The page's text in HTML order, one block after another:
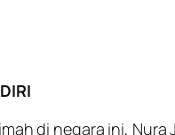
di negara ini,